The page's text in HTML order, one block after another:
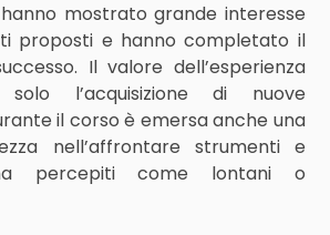
mostrato grande interesse
proposti e hanno completato il
Il valore dell’esperienza
l’acquisizione di nuove
il corso è emersa anche una
nell’affrontare strumenti e
percepiti come lontani o